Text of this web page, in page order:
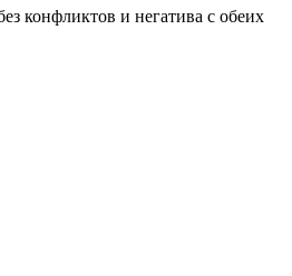
конфликтов и негатива с обеих